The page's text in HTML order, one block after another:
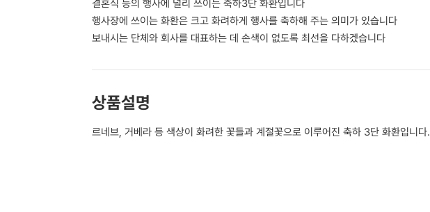
결혼식 등의 행사에 널리 쓰이는 축하3단 화환입니다
행사장에 쓰이는 화환은 크고 화려하게 행사를 축하해 주는 의미가 있습니다
보내시는 단체와 회사를 대표하는 데 손색이 없도록 최선을 다하겠습니다
상품설명
르네브, 거베라 등 색상이 화려한 꽃들과 계절꽃으로 이루어진 축하 3단 화환입니다.